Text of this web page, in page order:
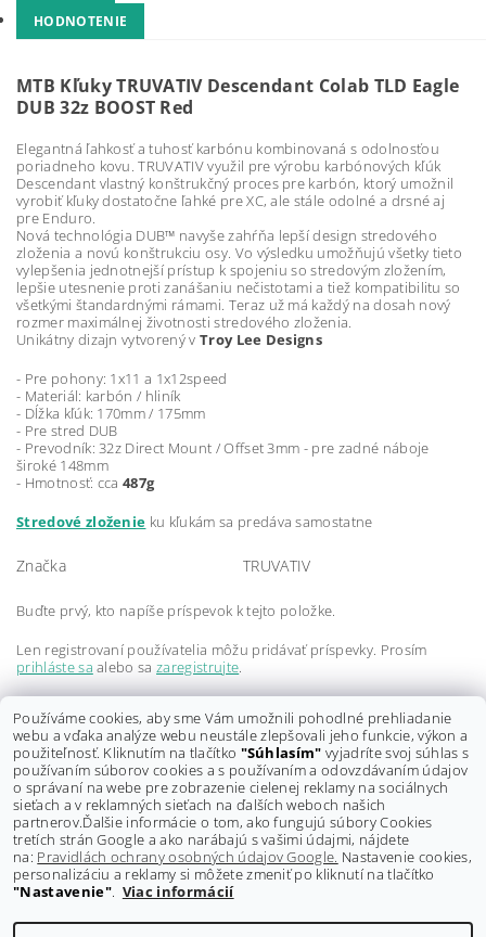
HODNOTENIE
MTB Kľuky TRUVATIV Descendant Colab TLD Eagle
DUB 32z BOOST Red
Elegantná ľahkosť a tuhosť karbónu kombinovaná s odolnosťou
poriadneho kovu. TRUVATIV využil pre výrobu karbónových kľúk
Descendant vlastný konštrukčný proces pre karbón, ktorý umožnil
vyrobiť kľuky dostatočne ľahké pre XC, ale stále odolné a drsné aj
pre Enduro.
Nová technológia DUB™ navyše zahŕňa lepší design stredového
zloženia a novú konštrukciu osy. Vo výsledku umožňujú všetky tieto
vylepšenia jednotnejší prístup k spojeniu so stredovým zložením,
lepšie utesnenie proti zanášaniu nečistotami a tiež kompatibilitu so
všetkými štandardnými rámami. Teraz už má každý na dosah nový
rozmer maximálnej životnosti stredového zloženia.
Unikátny dizajn vytvorený v Troy Lee Designs
- Pre pohony: 1x11 a 1x12speed
- Materiál: karbón / hliník
- Dĺžka kľúk: 170mm / 175mm
- Pre stred DUB
- Prevodník: 32z Direct Mount / Offset 3mm - pre zadné náboje
široké 148mm
- Hmotnosť: cca487g
Stredové zloženie ku kľukám sa predáva samostatne
Značka TRUVATIV
Buďte prvý, kto napíše príspevok k tejto položke.
Len registrovaní používatelia môžu pridávať príspevky. Prosím
prihláste sa alebo sazaregistrujte.
Len registrovaní používatelia môžu pridávať hodnotenie. Prosím
prihláste saalebo sazaregistrujte
Shoptet.sk
Používáme cookies, aby sme Vám umožnili pohodlné prehliadanie
webu a vďaka analýze webu neustále zlepšovali jeho funkcie, výkon a
použiteľnosť. Kliknutím na tlačítko "Súhlasím" vyjadríte svoj súhlas s
používaním súborov cookies a s používaním a odovzdávaním údajov
o správaní na webe pre zobrazenie cielenej reklamy na sociálnych
sieťach a v reklamných sieťach na ďalších weboch našich
partnerov.Ďalšie informácie o tom, ako fungujú súbory Cookies
tretích strán Google a ako narábajú s vašimi údajmi, nájdete
na: Pravidlách ochrany osobných údajov Google. Nastavenie cookies,
personalizáciu a reklamy si môžete zmeniť po kliknutí na tlačítko
"Nastavenie". Viac informácií